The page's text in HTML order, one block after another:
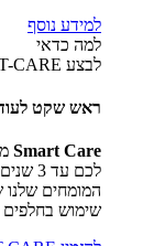
למידע נוסף
למה כדאי
לבצע SMART-CARE דווקא ב- IT-SMART:
ראש שקט לעוד 3
Smart Care
לכם
המומחים
שימוש בחלפים